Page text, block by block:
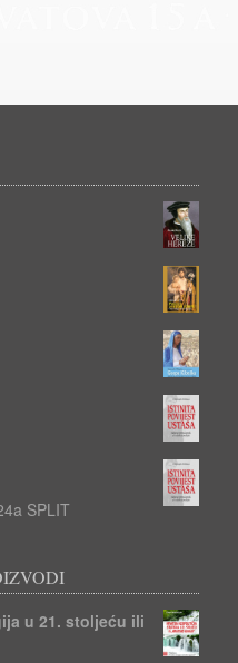
SPLIT
u 21. stoljeću ili